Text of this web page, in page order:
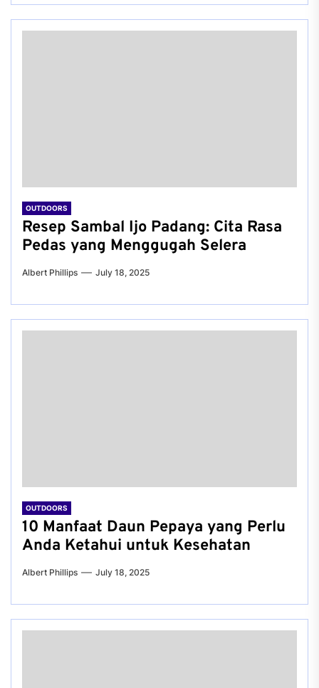
OUTDOORS
Resep Sambal Ijo Padang: Cita Rasa
Pedas yang Menggugah Selera
Albert Phillips July 18, 2025
OUTDOORS
10 Manfaat Daun Pepaya yang Perlu
Anda Ketahui untuk Kesehatan
Albert Phillips July 18, 2025